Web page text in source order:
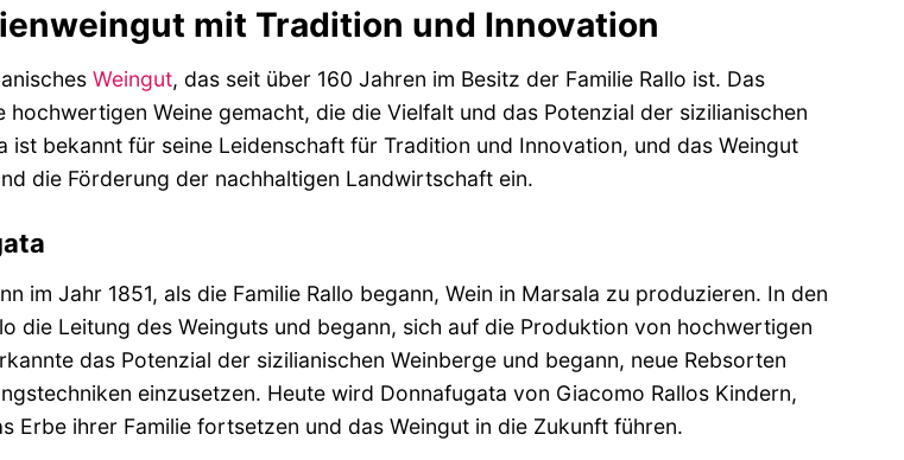
mit Tradition und Innovation
Weingut, das seit über 160 Jahren im Besitz der Familie Rallo ist. Das
hochwertigen Weine gemacht, die die Vielfalt und das Potenzial der sizilianischen
ist bekannt für seine Leidenschaft für Tradition und Innovation, und das Weingut
die Förderung der nachhaltigen Landwirtschaft ein.
im Jahr 1851, als die Familie Rallo begann, Wein in Marsala zu produzieren. In den
die Leitung des Weinguts und begann, sich auf die Produktion von hochwertigen
das Potenzial der sizilianischen Weinberge und begann, neue Rebsorten
einzusetzen. Heute wird Donnafugata von Giacomo Rallos Kindern,
Erbe ihrer Familie fortsetzen und das Weingut in die Zukunft führen.